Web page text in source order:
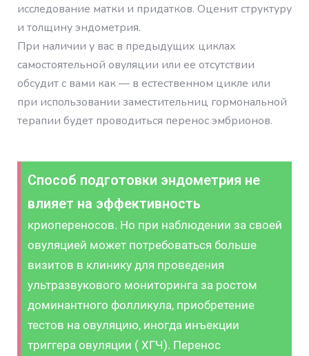
исследование матки и придатков. Оценит структуру
и толщину эндометрия.
При наличии у вас в предыдущих циклах
самостоятельной овуляции или ее отсутствии
обсудит с вами как — в естественном цикле или
при использовании заместительниц гормональной
терапии будет проводиться перенос эмбрионов.
Способ подготовки эндометрия не
влияет на эффективность
криопереносов. Но при наблюдении за своей
овуляцией может потребоваться больше
визитов в клинику для проведения
ультразвукового мониторинга за ростом
доминантного фолликула, приобретение
тестов на овуляцию, иногда инъекции
триггера овуляции ( ХГЧ). Перенос